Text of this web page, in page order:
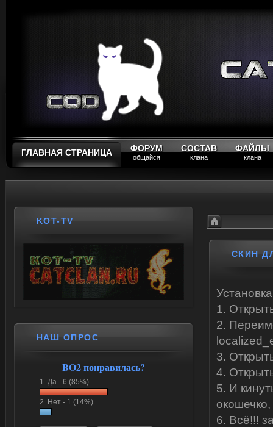
ГЛАВНАЯ СТРАНИЦА ФОРУМ
общайся
СОСТАВ
клана
ФАЙЛЫ
клана
СКИН
1.
2.
3.
4.
5. И
6. Всё!!!
KOT-TV
НАШ ОПРОС
BO2 понравилась?
1. Да - 6 (85%)
2. Нет - 1 (14%)